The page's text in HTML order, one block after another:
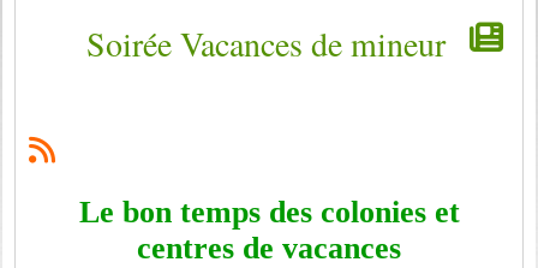
Soirée Vacances de mineur
Le bon temps des colonies et
centres de vacances